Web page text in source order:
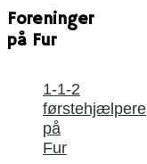
Foreninger
på Fur
1-1-2
førstehjælpere
på
Fur